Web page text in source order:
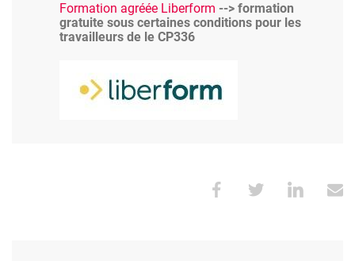
Formation agréée Liberform --> formation
gratuite sous certaines conditions pour les
travailleurs de le CP336